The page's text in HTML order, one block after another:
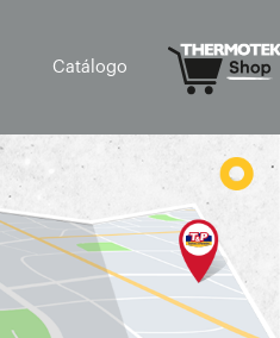
Catálogo